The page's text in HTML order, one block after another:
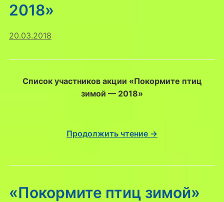
2018»
20.03.2018
Список участников акции «Покормите птиц
зимой — 2018»
Продолжить чтение →
«Покормите птиц зимой»